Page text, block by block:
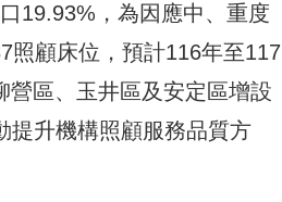
19.93%，為因應中、重度
照顧床位，預計116年至117
區、玉井區及安定區增設
提升機構照顧服務品質方